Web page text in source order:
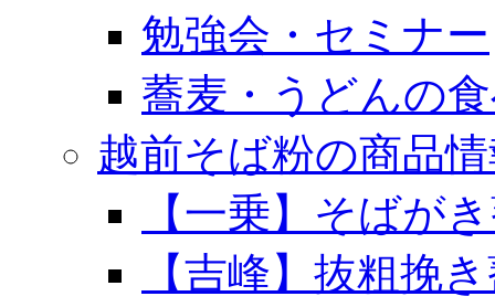
勉強会・セミナー
蕎麦・うどんの
越前そば粉の商品
【一乗】そばが
【吉峰】抜粗挽